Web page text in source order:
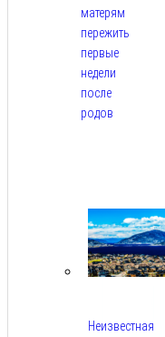
матерям
пережить
первые
недели
после
родов
Неизвестная